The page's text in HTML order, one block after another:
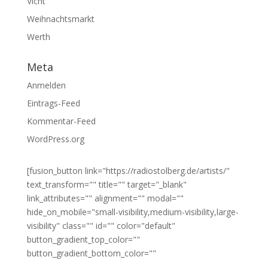
Weihnachtsmarkt
Werth
Meta
Anmelden
Eintrags-Feed
Kommentar-Feed
WordPress.org
[fusion_button link="https://radiostolberg.de/artists/"
text_transform="" title="" target="_blank"
link_attributes="" alignment="" modal=""
hide_on_mobile="small-visibility,medium-visibility,large-
visibility" class="" id="" color="default"
button_gradient_top_color=""
button_gradient_bottom_color=""